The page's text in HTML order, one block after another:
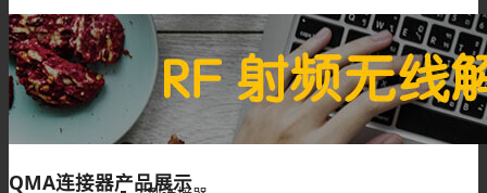
SMB连接器
QMA连接器产品展示